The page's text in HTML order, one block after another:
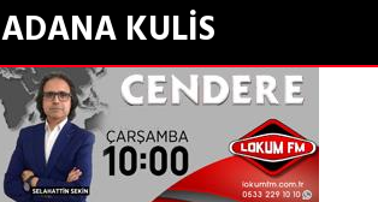
ADANA KULİS